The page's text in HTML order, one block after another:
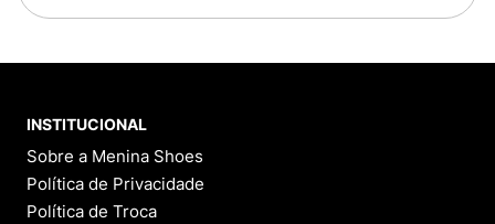
INSTITUCIONAL
Sobre a Menina Shoes
Política de Privacidade
Política de Troca